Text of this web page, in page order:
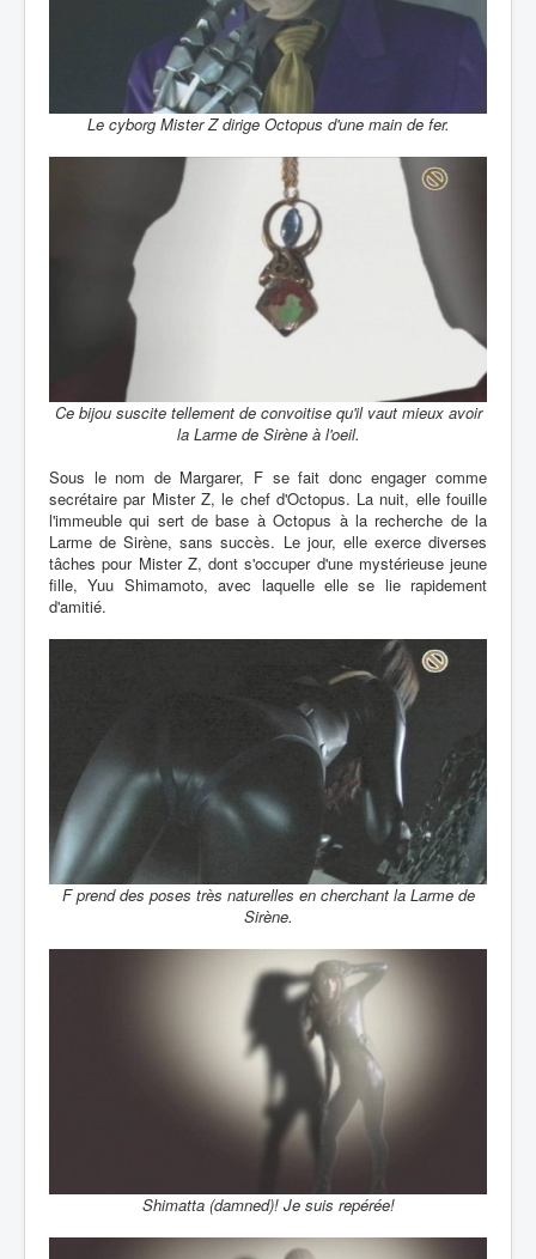
Le cyborg Mister Z dirige Octopus d'une main de fer.
Ce bijou suscite tellement de convoitise qu'il vaut mieux avoir
la Larme de Sirène à l'oeil.
Sous le nom de Margarer, F se fait donc engager comme
secrétaire par Mister Z, le chef d'Octopus. La nuit, elle fouille
l'immeuble qui sert de base à Octopus à la recherche de la
Larme de Sirène, sans succès. Le jour, elle exerce diverses
tâches pour Mister Z, dont s'occuper d'une mystérieuse jeune
fille, Yuu Shimamoto, avec laquelle elle se lie rapidement
d'amitié.
F prend des poses très naturelles en cherchant la Larme de
Sirène.
Shimatta (damned)! Je suis repérée!